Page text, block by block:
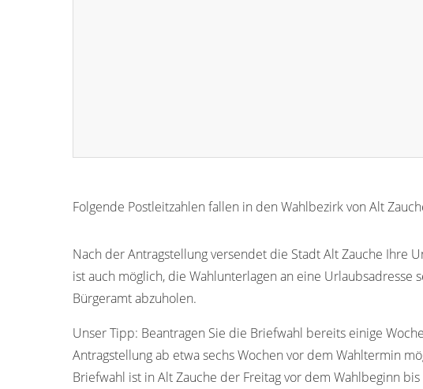
Folgende Postleitzahlen fallen in den Wahlbezirk von Alt
Nach der Antragstellung versendet die Stadt Alt Zauche Ihre
ist auch möglich, die Wahlunterlagen an eine Urlaubsadresse
Bürgeramt abzuholen.
Unser Tipp: Beantragen Sie die Briefwahl bereits einige
Antragstellung ab etwa sechs Wochen vor dem Wahltermin
Briefwahl ist in Alt Zauche der Freitag vor dem Wahlbeginn